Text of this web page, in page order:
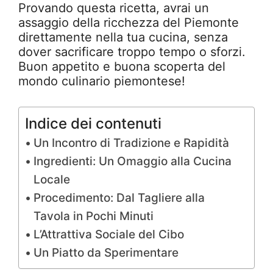
Provando questa ricetta, avrai un
assaggio della ricchezza del Piemonte
direttamente nella tua cucina, senza
dover sacrificare troppo tempo o sforzi.
Buon appetito e buona scoperta del
mondo culinario piemontese!
Indice dei contenuti
Un Incontro di Tradizione e Rapidità
Ingredienti: Un Omaggio alla Cucina
Locale
Procedimento: Dal Tagliere alla
Tavola in Pochi Minuti
L’Attrattiva Sociale del Cibo
Un Piatto da Sperimentare